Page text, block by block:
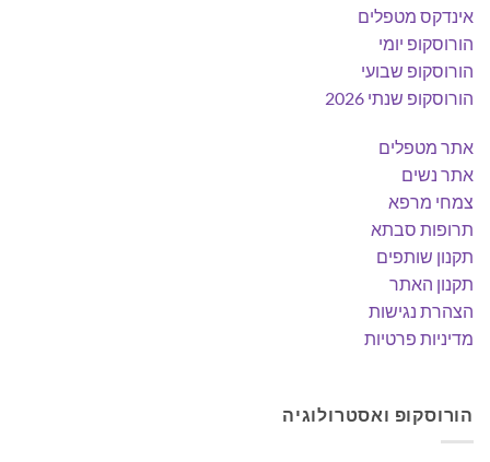
אינדקס מטפלים
הורוסקופ יומי
הורוסקופ שבועי
הורוסקופ שנתי 2026
אתר מטפלים
אתר נשים
צמחי מרפא
תרופות סבתא
תקנון שותפים
תקנון האתר
הצהרת נגישות
מדיניות פרטיות
הורוסקופ ואסטרולוגיה